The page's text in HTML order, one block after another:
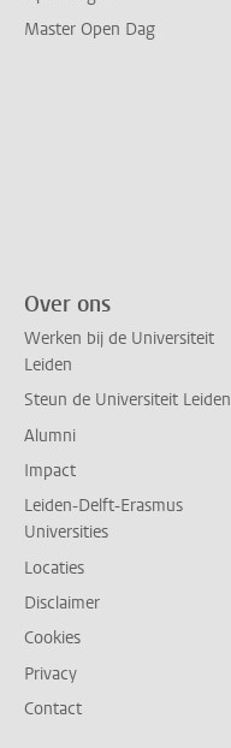
Master Open Dag
Over ons
Werken bij de Universiteit
Leiden
Steun de Universiteit Leiden
Alumni
Impact
Leiden-Delft-Erasmus
Universities
Locaties
Disclaimer
Cookies
Privacy
Contact